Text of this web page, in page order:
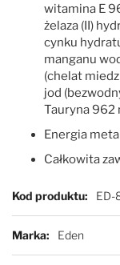
witamina E
żelaza (II)
cynku
manganu
(chelat
jod
Tauryna 962
Energia
Całkowita
Więcej informacji
Kod produktu ED-
Marka Eden